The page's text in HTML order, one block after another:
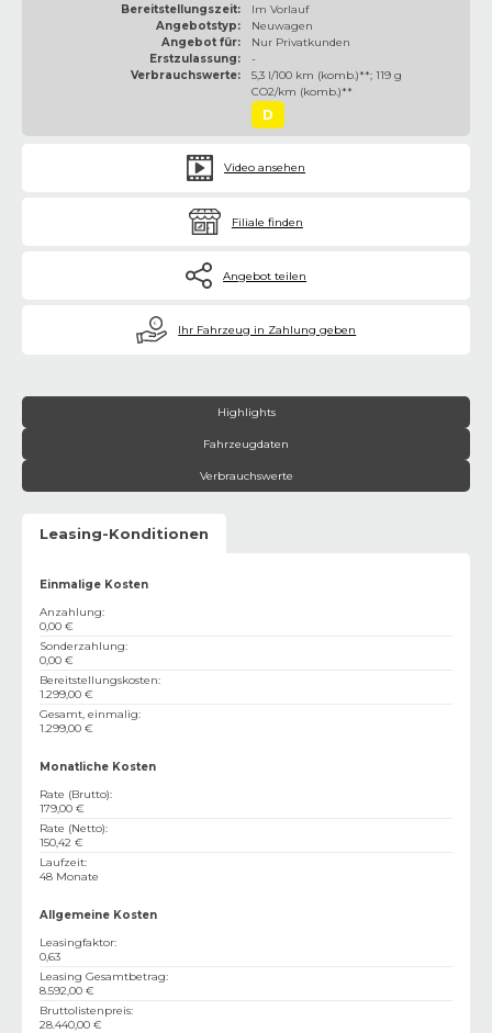
Bereitstellungszeit:
Im Vorlauf
Angebotstyp:
Neuwagen
Angebot für:
Nur Privatkunden
Erstzulassung:
-
Verbrauchswerte:
5,3 l/100 km (komb.)**; 119 g
CO2/km (komb.)**
D
Video ansehen
Filiale finden
Angebot teilen
€ Ihr Fahrzeug in Zahlung geben
Highlights
Fahrzeugdaten
Verbrauchswerte
Leasing-Konditionen
Einmalige Kosten
Anzahlung:
0,00 €
Sonderzahlung:
0,00 €
Bereitstellungskosten:
1.299,00 €
Gesamt, einmalig:
1.299,00 €
Monatliche Kosten
Rate (Brutto):
179,00 €
Rate (Netto):
150,42 €
Laufzeit:
48 Monate
Allgemeine Kosten
Leasingfaktor:
0,63
Leasing Gesamtbetrag:
8.592,00 €
Bruttolistenpreis:
28.440,00 €